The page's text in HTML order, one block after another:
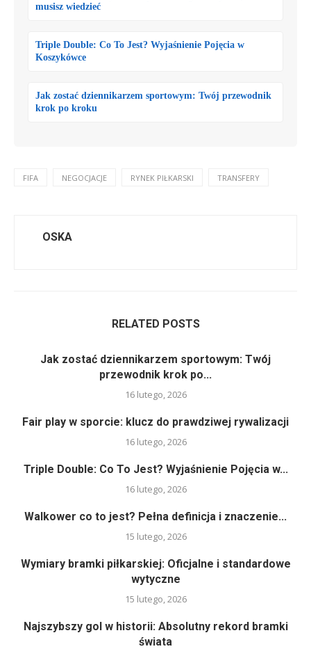
musisz wiedzieć
Triple Double: Co To Jest? Wyjaśnienie Pojęcia w
Koszykówce
Jak zostać dziennikarzem sportowym: Twój przewodnik
krok po kroku
FIFA NEGOCJACJE RYNEK PIŁKARSKI TRANSFERY
OSKA
RELATED POSTS
Jak zostać dziennikarzem sportowym: Twój
przewodnik krok po...
16 lutego, 2026
Fair play w sporcie: klucz do prawdziwej rywalizacji
16 lutego, 2026
Triple Double: Co To Jest? Wyjaśnienie Pojęcia w...
16 lutego, 2026
Walkower co to jest? Pełna definicja i znaczenie...
15 lutego, 2026
Wymiary bramki piłkarskiej: Oficjalne i standardowe
wytyczne
15 lutego, 2026
Najszybszy gol w historii: Absolutny rekord bramki
świata